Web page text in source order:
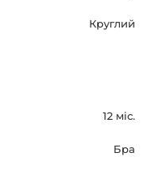
Круглий
12 міс.
Бра